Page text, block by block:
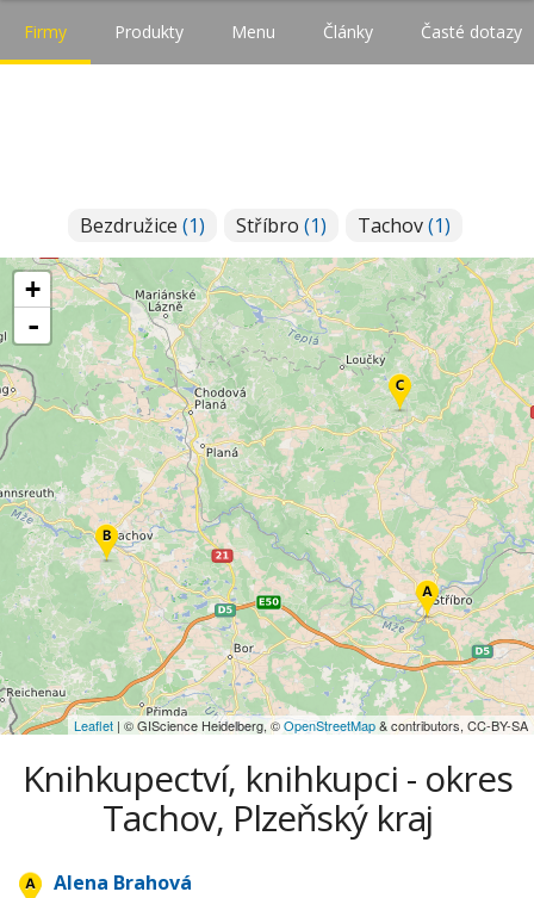
Firmy Produkty Menu Články Časté dotazy
Bezdružice (1) Stříbro (1) Tachov(1)
+
-
Leaflet | © GIScience Heidelberg, ©OpenStreetMap& contributors, CC-BY-SA
Knihkupectví, knihkupci - okres
Tachov, Plzeňský kraj
Alena Brahová